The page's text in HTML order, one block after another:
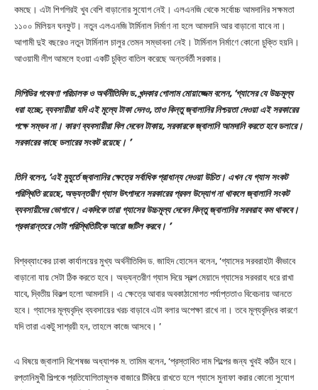
কমছে। এটা শিগগিরই খুব বেশি বাড়ানোর সুযোগ নেই। এলএনজি থেকে সর্বোচ্চ আমদানির সক্ষমতা
১১০০ মিলিয়ন ঘনফুট। নতুন এলএনজি টার্মিনাল নির্মাণ না হলে আমদানি আর বাড়ানো যাবে না।
আগামী দুই বছরেও নতুন টার্মিনাল চালুর তেমন সম্ভাবনা নেই। টার্মিনাল নির্মাণে কোনো চুক্তি হয়নি।
আওয়ামী লীগ আমলে হওয়া একটি চুক্তি বাতিল করেছে অন্তর্বর্তী সরকার।
সিপিডির গবেষণা পরিচালক ও অর্থনীতিবিদ ড. খন্দকার গোলাম মোয়াজ্জেম বলেন, ‘গ্যাসের যে উচ্চমূল্য
ধরা হচ্ছে, ব্যবসায়ীরা যদি এই মূল্যে টাকা দেনও, তাও কিন্তু জ্বালানির নিশ্চয়তা দেওয়া এই সরকারের
পক্ষে সম্ভব না। কারণ ব্যবসায়ীরা বিল দেবেন টাকায়, সরকারকে জ্বালানি আমদানি করতে হবে ডলারে।
সরকারের কাছে ডলারের সংকট রয়েছে। ’
তিনি বলেন, ‘এই মুহূর্তে জ্বালানির ক্ষেত্রে সর্বাধিক প্রাধান্য দেওয়া উচিত। এখন যে গ্যাস সংকট
পরিস্থিতি রয়েছে, অভ্যন্তরীণ গ্যাস উৎপাদনে সরকারের প্রবল উদ্যোগ না থাকলে জ্বালানি সংকট
ব্যবসায়ীদের ভোগাবে। একদিকে তারা গ্যাসের উচ্চমূল্য দেবেন কিন্তু জ্বালানির সরবরাহ কম থাকবে।
প্রকারান্তরে সেটা পরিস্থিতিটিকে আরো জটিল করবে। ’
বিশ্বব্যাংকের ঢাকা কার্যালয়ের মুখ্য অর্থনীতিবিদ ড. জাহিদ হোসেন বলেন, ‘গ্যাসের সরবরাহটা কীভাবে
বাড়ানো যায় সেটা ঠিক করতে হবে। অভ্যন্তরীণ গ্যাস দিয়ে স্বল্প মেয়াদে গ্যাসের সরবরাহ ধরে রাখা
যাবে, দ্বিতীয় বিকল্প হলো আমদানি। এ ক্ষেত্রে আবার অবকাঠামোগত পর্যাপ্ততাও বিবেচনায় আনতে
হবে। গ্যাসের মূল্যবৃদ্ধি ব্যবসায়ের খরচ বাড়াবে এটা বলার অপেক্ষা রাখে না। তবে মূল্যবৃদ্ধির কারণে
যদি তারা একটু সাশ্রয়ী হন, তাহলে কাজে আসবে। ’
এ বিষয়ে জ্বালানি বিশেষজ্ঞ অধ্যাপক ম. তামিম বলেন, ‘প্রস্তাবিত দাম শিল্পের জন্য খুবই কঠিন হবে।
রপ্তানিমুখী শিল্পকে প্রতিযোগিতামূলক বাজারে টিকিয়ে রাখতে হলে গ্যাসে মুনাফা করার কোনো সুযোগ